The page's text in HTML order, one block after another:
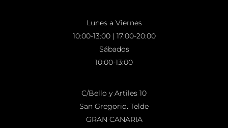
Lunes a Viernes
10:00-13:00 | 17:00-20:00
Sábados
10:00-13:00
C/Bello y Artiles 10
San Gregorio. Telde
GRAN CANARIA